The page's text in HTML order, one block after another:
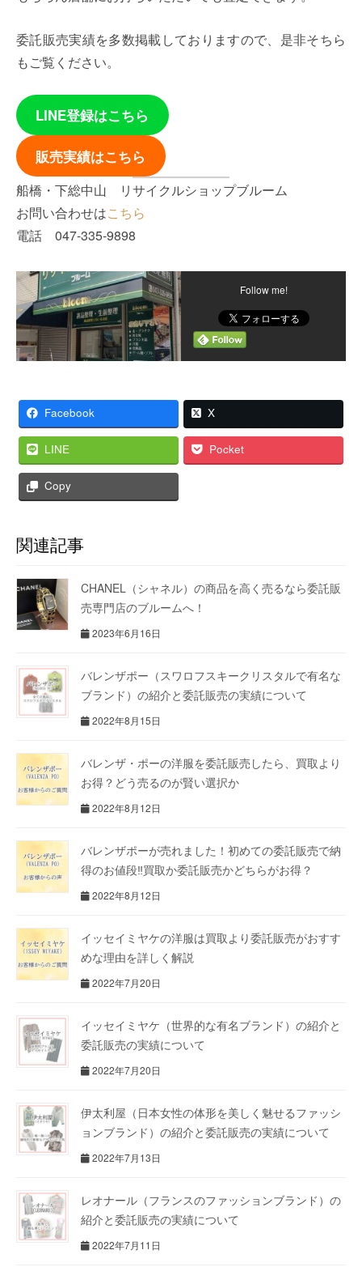
委託販売実績を多数掲載しておりますので、是非そちら
もご覧ください。
LINE登録はこちら
販売実績はこちら
船橋・下総中山 リサイクルショップブルーム
お問い合わせはこちら
電話 047-335-9898
Follow me!
Facebook X
LINE Pocket
Copy
関連記事
CHANEL（シャネル）の商品を高く売るなら委託販
売専門店のブルームへ！
2023年6月16日
バレンザポー（スワロフスキークリスタルで有名な
ブランド）の紹介と委託販売の実績について
2022年8月15日
バレンザ・ポーの洋服を委託販売したら、買取より
お得？どう売るのが賢い選択か
2022年8月12日
バレンザポーが売れました！初めての委託販売で納
得のお値段‼買取か委託販売かどちらがお得？
2022年8月12日
イッセイミヤケの洋服は買取より委託販売がおすす
めな理由を詳しく解説
2022年7月20日
イッセイミヤケ（世界的な有名ブランド）の紹介と
委託販売の実績について
2022年7月20日
伊太利屋（日本女性の体形を美しく魅せるファッシ
ョンブランド）の紹介と委託販売の実績について
2022年7月13日
レオナール（フランスのファッションブランド）の
紹介と委託販売の実績について
2022年7月11日